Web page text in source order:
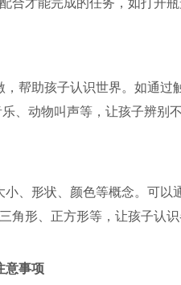
合才能完成的任务，如打开瓶
，帮助孩子认识世界。如通
、动物叫声等，让孩子辨别
、形状、颜色等概念。可以
角形、正方形等，让孩子认
意事项